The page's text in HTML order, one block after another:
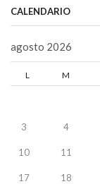
CALENDARIO
agosto 2026
L M
3 4
10 11
17 18